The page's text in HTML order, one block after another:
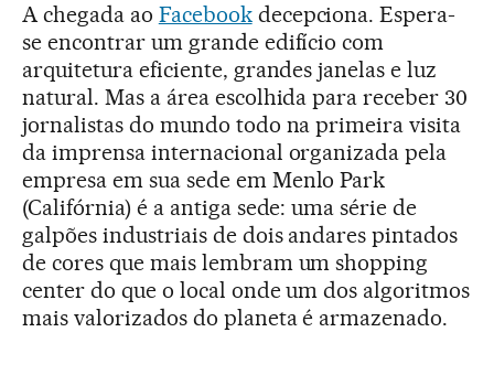
A chegada ao Facebookdecepciona. Espera-
se encontrar um grande edifício com
arquitetura eficiente, grandes janelas e luz
natural. Mas a área escolhida para receber 30
jornalistas do mundo todo na primeira visita
da imprensa internacional organizada pela
empresa em sua sede em Menlo Park
(Califórnia) é a antiga sede: uma série de
galpões industriais de dois andares pintados
de cores que mais lembram um shopping
center do que o local onde um dos algoritmos
mais valorizados do planeta é armazenado.